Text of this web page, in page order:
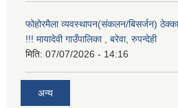
फोहोरमैला व्यवस्थापन(संकलन/बिसर्जन)
!!! मायादेवी गाउँपालिका , बरेवा, रुपन्देही
मिति: 07/07/2026 - 14:16
अन्य